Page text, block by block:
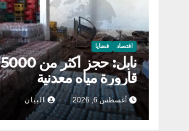
اقتصاد قضايا
نابل: حجز أكثر من 5000
قارورة مياه معدنية
أغسطس 6, 2026 البيان